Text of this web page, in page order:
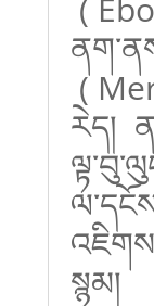
(
(
རེད།
སྙམ།